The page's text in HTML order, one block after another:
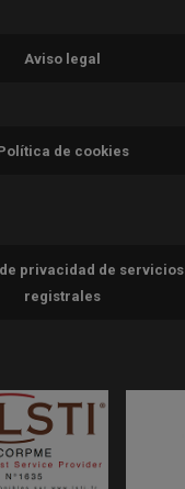
nueva)nueva)
nueva)
Aviso legal
de cookies
privacidad de servicios
registrales